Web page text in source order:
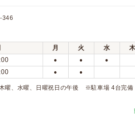
346
月 火 水 木
● ● ●
● ●
曜、水曜、日曜祝日の午後 ※駐車場 4台完